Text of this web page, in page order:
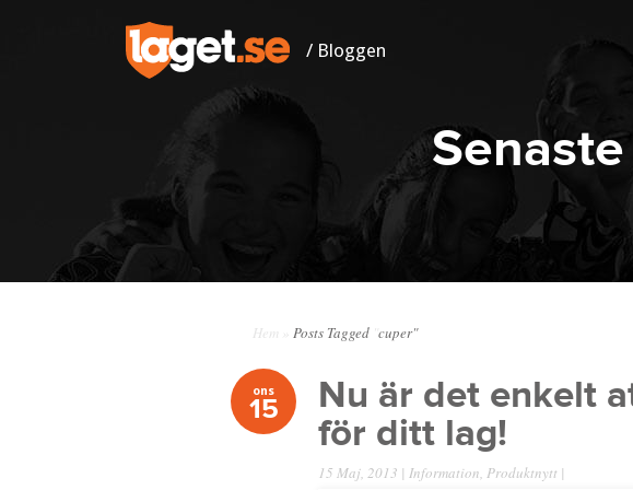
/ Bloggen
Hem Posts Tagged cuper"
ons
15 Nu är det enkelt
för ditt lag!
15 Maj, 2013 | Information, Produktnytt |